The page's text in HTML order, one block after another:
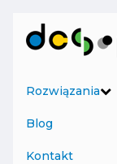
Rozwiązania
Blog
Kontakt